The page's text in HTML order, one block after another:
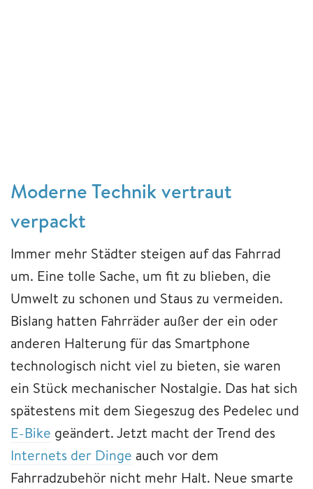
Moderne Technik vertraut
verpackt
Immer mehr Städter steigen auf das Fahrrad
um. Eine tolle Sache, um fit zu blieben, die
Umwelt zu schonen und Staus zu vermeiden.
Bislang hatten Fahrräder außer der ein oder
anderen Halterung für das Smartphone
technologisch nicht viel zu bieten, sie waren
ein Stück mechanischer Nostalgie. Das hat sich
spätestens mit dem Siegeszug des Pedelec und
E-Bike geändert. Jetzt macht der Trend des
Internets der Dinge auch vor dem
Fahrradzubehör nicht mehr Halt. Neue smarte